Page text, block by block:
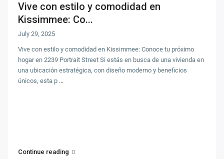
Vive con estilo y comodidad en
Kissimmee: Co...
July 29, 2025
Vive con estilo y comodidad en Kissimmee: Conoce tu próximo
hogar en 2239 Portrait Street Si estás en busca de una vivienda en
una ubicación estratégica, con diseño moderno y beneficios
únicos, esta p ...
Continue reading